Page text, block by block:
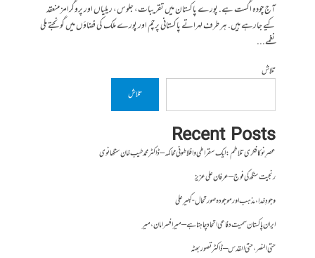
آج چودہ اگست ہے. پورے پاکستان میں تقریبات، جلوس، ریلیاں اور پروگرامز منعقد
کیے جارہے ہیں. ہر طرف لہراتے پاکستانی پرچم اور پورے ملک کی فضاؤں میں گونجتے ملی
نغمے...
تلاش
تلاش
Recent Posts
عصرِ نو کا فکری تلاطم: ایک سقراطی و افلاطونی محاکمہ – ڈاکٹر محمد طیب خان سنگھانوی
رنجیت سنگھ کی فوج – عرفان علی عزیز
وجودِ خدا، مذہب اور موجودہ صورتحال- کبیر علی
ایران پاکستان سمیت دفاعی اتحاد چاہتا ہے – میر افسر امان،میر
حتی النصر ، حتی القدس – ڈاکٹر تصور بھٹہ